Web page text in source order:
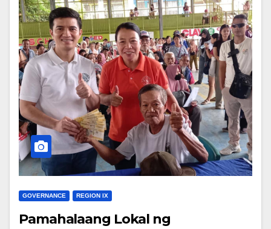
GOVERNANCE REGION IX
Pamahalaang Lokal ng